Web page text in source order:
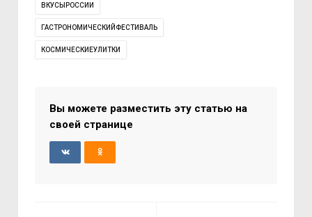
ВКУСЫРОССИИ
ГАСТРОНОМИЧЕСКИЙФЕСТИВАЛЬ
КОСМИЧЕСКИЕУЛИТКИ
Вы можете разместить эту статью на
своей странице